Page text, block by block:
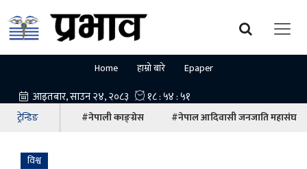
Home हाम्रो बारे Epaper
ट्रेन्डिङ #नेपाली काङ्ग्रेस #नेपाल आदिवासी जनजाति महासंघ
विश्व